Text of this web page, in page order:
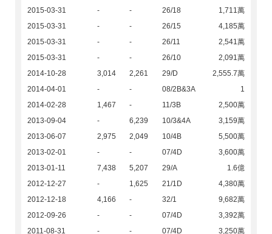
2015-03-31 - - 26/18
1,711萬
2015-03-31
- - 26/15
4,185萬
2015-03-31
- - 26/11
2,541萬
2015-03-31
- - 26/10
2,091萬
2014-10-28
3,014 2,261 29/D
2,555.7萬
2014-04-01
- - 08/2B&3A
1
2014-02-28
1,467 - 11/3B
2,500萬
2013-09-04
- 6,239 10/3&4A
3,159萬
2013-06-07
2,975 2,049 10/4B
5,500萬
2013-02-01
- - 07/4D
3,600萬
2013-01-11
7,438 5,207 29/A
1.6億
2012-12-27
- 1,625 21/1D
4,380萬
2012-12-18
4,166 - 32/1
9,682萬
2012-09-26
- - 07/4D
3,392萬
2011-08-31
- - 07/4D
3,250萬